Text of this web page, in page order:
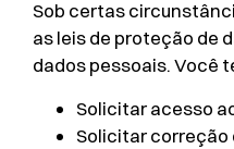
Sob certas
as leis de proteção de
dados pessoais. Você
Solicitar acesso
Solicitar correção